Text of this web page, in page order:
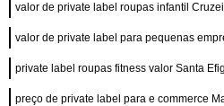
valor de private label roupas infantil
valor de private label para pequenas
private label roupas fitness valor Santa
preço de private label para e commerce